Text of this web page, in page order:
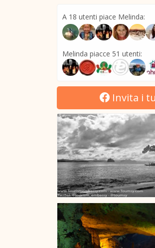
A 18 utenti piace Melinda:
Melinda piacce 51 utenti:
Invita i